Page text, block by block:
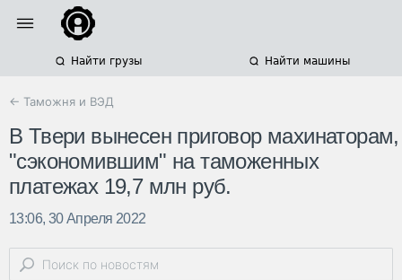
Найти грузы Найти машины
← Таможня и ВЭД
В Твери вынесен приговор махинаторам,
"сэкономившим" на таможенных
платежах 19,7 млн руб.
13:06, 30 Апреля 2022